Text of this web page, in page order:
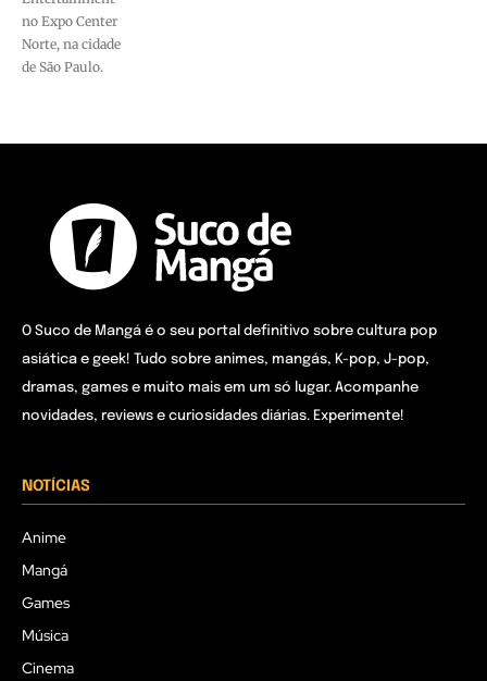
no Expo Center
Norte, na cidade
de São Paulo.
O Suco de Mangá é o seu portal definitivo sobre cultura pop
asiática e geek! Tudo sobre animes, mangás, K-pop, J-pop,
dramas, games e muito mais em um só lugar. Acompanhe
novidades, reviews e curiosidades diárias. Experimente!
NOTÍCIAS
Anime
Mangá
Games
Música
Cinema